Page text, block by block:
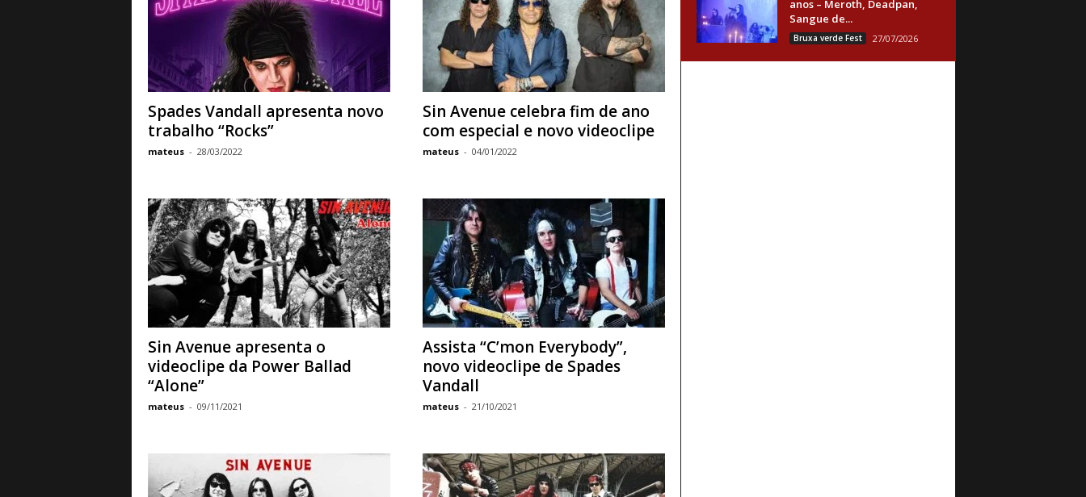
Spades Vandall apresenta novo
trabalho “Rocks”
mateus - 28/03/2022
Sin Avenue celebra fim de ano
com especial e novo videoclipe
mateus - 04/01/2022
Sin Avenue apresenta o
videoclipe da Power Ballad
“Alone”
mateus - 09/11/2021
Assista “C’mon Everybody”,
novo videoclipe de Spades
Vandall
mateus - 21/10/2021
anos – Meroth, Deadpan,
Sangue de...
Bruxa verde Fest 27/07/2026